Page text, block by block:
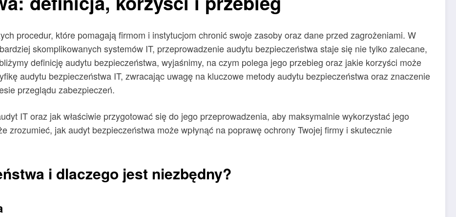
procedur, które pomagają firmom i instytucjom chronić swoje zasoby oraz dane przed zagrożeniami. W
skomplikowanych systemów IT, przeprowadzenie audytu bezpieczeństwa staje się nie tylko zalecane,
definicję audytu bezpieczeństwa, wyjaśnimy, na czym polega jego przebieg oraz jakie korzyści może
audytu bezpieczeństwa IT, zwracając uwagę na kluczowe metody audytu bezpieczeństwa oraz znaczenie
przeglądu zabezpieczeń.
IT oraz jak właściwie przygotować się do jego przeprowadzenia, aby maksymalnie wykorzystać jego
zrozumieć, jak audyt bezpieczeństwa może wpłynąć na poprawę ochrony Twojej firmy i skutecznie
i dlaczego jest niezbędny?